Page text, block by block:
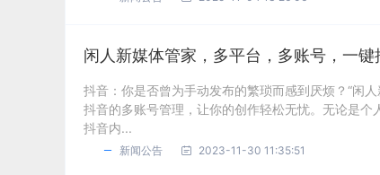
闲人新媒体管家，多平台，多账号，一键
抖音：你是否曾为手动发布的繁琐而感到厌烦？“闲
抖音的多账号管理，让你的创作轻松无忧。无论是
抖音内...
新闻公告 2023-11-30 11:35:51